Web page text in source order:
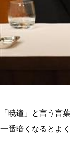
「暁鐘」と言う言
一番暗くなるとよ